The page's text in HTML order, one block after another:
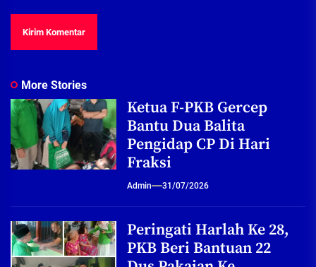
More Stories
Ketua F-PKB Gercep
Bantu Dua Balita
Pengidap CP Di Hari
Fraksi
Admin 31/07/2026
Peringati Harlah Ke 28,
PKB Beri Bantuan 22